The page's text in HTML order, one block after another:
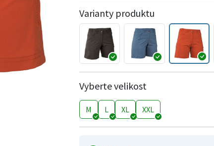
Varianty produktu
Vyberte velikost
M L XL XXL